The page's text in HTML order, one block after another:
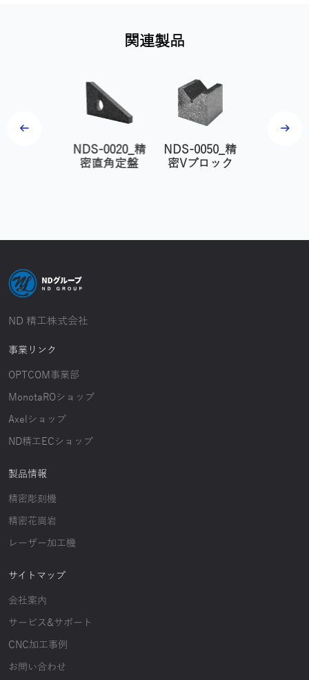
関連製品
NDS-0020_精
密直角定盤
NDS-0050_精
密Vブロック
ND 精工株式会社
事業リンク
OPTCOM事業部
MonotaROショップ
Axelショップ
ND精工ECショップ
製品情報
精密彫刻機
精密花崗岩
レーザー加工機
サイトマップ
会社案内
サービス&サポート
CNC加工事例
お問い合わせ